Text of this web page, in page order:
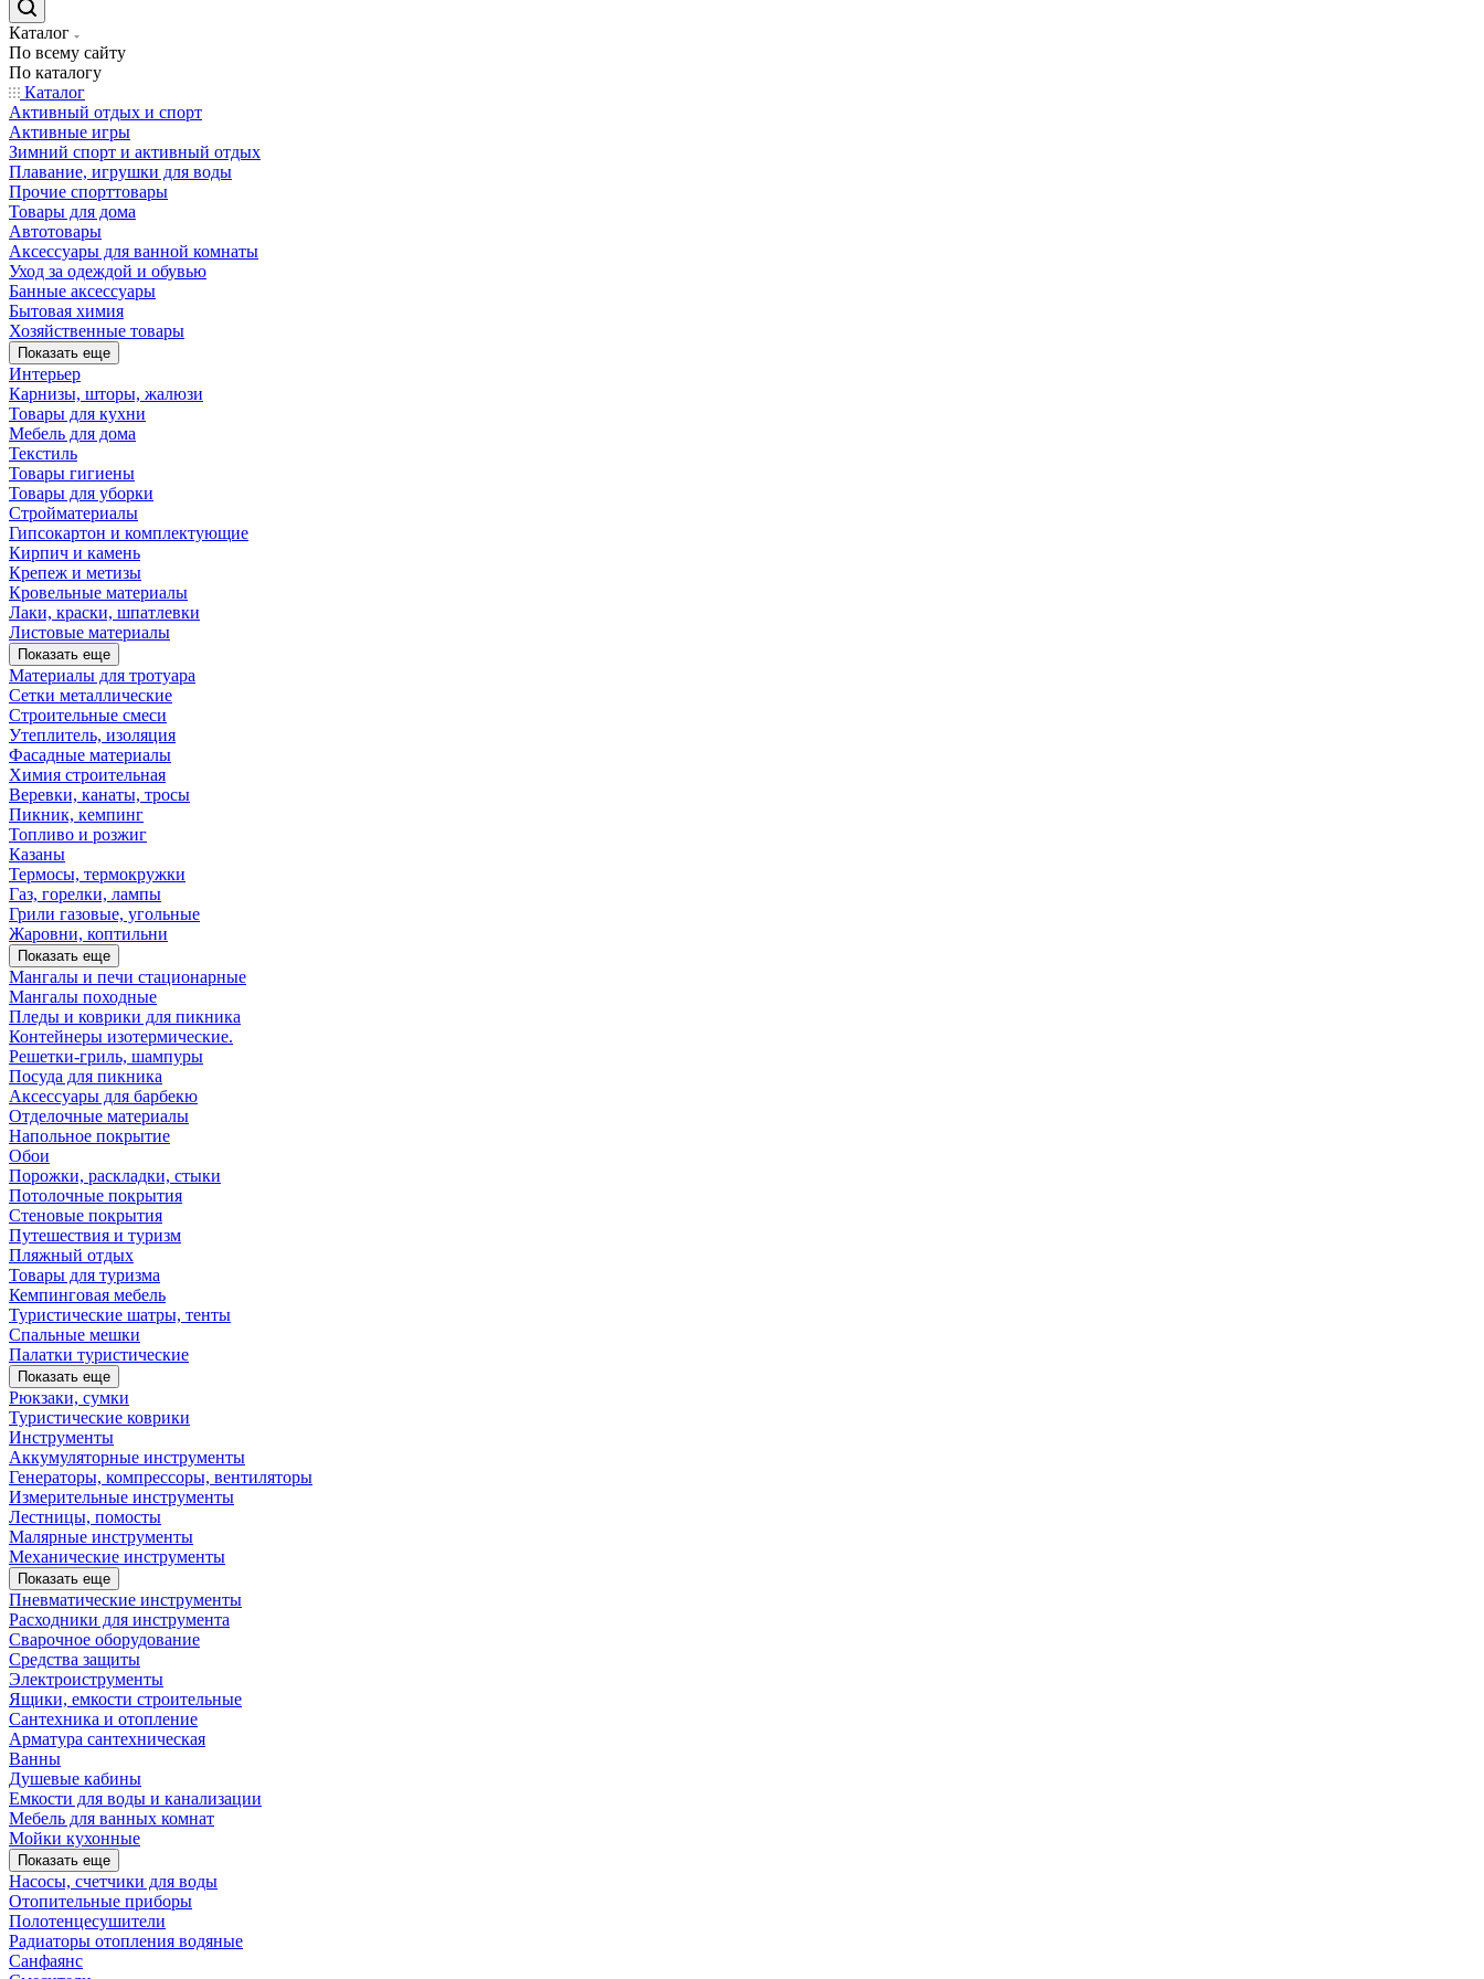
Каталог
По всему сайту
По каталогу
Каталог
Активный отдых и спорт
Активные игры
Зимний спорт и активный отдых
Плавание, игрушки для воды
Прочие спорттовары
Товары для дома
Автотовары
Аксессуары для ванной комнаты
Уход за одеждой и обувью
Банные аксессуары
Бытовая химия
Хозяйственные товары
Показать еще
Интерьер
Карнизы, шторы, жалюзи
Товары для кухни
Мебель для дома
Текстиль
Товары гигиены
Товары для уборки
Стройматериалы
Гипсокартон и комплектующие
Кирпич и камень
Крепеж и метизы
Кровельные материалы
Лаки, краски, шпатлевки
Листовые материалы
Показать еще
Материалы для тротуара
Сетки металлические
Строительные смеси
Утеплитель, изоляция
Фасадные материалы
Химия строительная
Веревки, канаты, тросы
Пикник, кемпинг
Топливо и розжиг
Казаны
Термосы, термокружки
Газ, горелки, лампы
Грили газовые, угольные
Жаровни, коптильни
Показать еще
Мангалы и печи стационарные
Мангалы походные
Пледы и коврики для пикника
Контейнеры изотермические.
Решетки-гриль, шампуры
Посуда для пикника
Аксессуары для барбекю
Отделочные материалы
Напольное покрытие
Обои
Порожки, раскладки, стыки
Потолочные покрытия
Стеновые покрытия
Путешествия и туризм
Пляжный отдых
Товары для туризма
Кемпинговая мебель
Туристические шатры, тенты
Спальные мешки
Палатки туристические
Показать еще
Рюкзаки, сумки
Туристические коврики
Инструменты
Аккумуляторные инструменты
Генераторы, компрессоры, вентиляторы
Измерительные инструменты
Лестницы, помосты
Малярные инструменты
Механические инструменты
Показать еще
Пневматические инструменты
Расходники для инструмента
Сварочное оборудование
Средства защиты
Электроиструменты
Ящики, емкости строительные
Сантехника и отопление
Арматура сантехническая
Ванны
Душевые кабины
Емкости для воды и канализации
Мебель для ванных комнат
Мойки кухонные
Показать еще
Насосы, счетчики для воды
Отопительные приборы
Полотенцесушители
Радиаторы отопления водяные
Санфаянс